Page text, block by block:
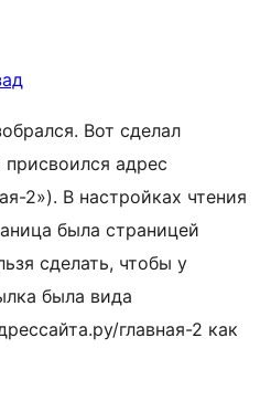
Вот сделал
адрес
2»). В настройках чтения
была страницей
сделать, чтобы у
была вида
главная-2 как